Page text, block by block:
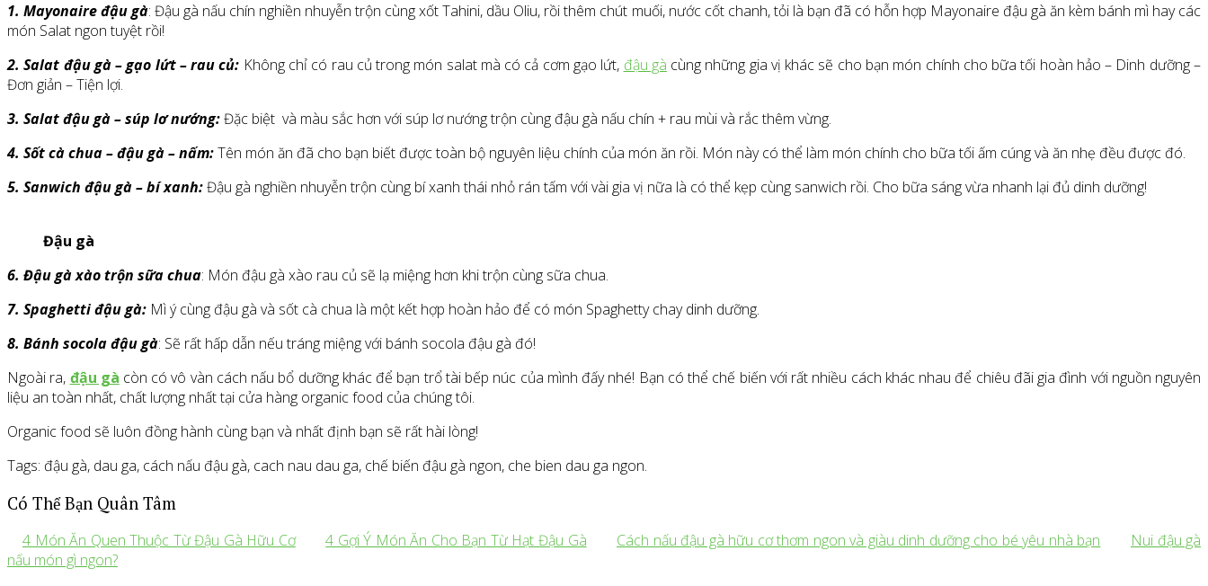
1. Mayonaire đậu gà: Đậu gà nấu chín nghiền nhuyễn trộn cùng xốt Tahini, dầu Oliu, rồi thêm chút muối, nước cốt chanh, tỏi là bạn đã có hỗn hợp Mayonaire đậu gà ăn kèm bánh mì hay các
món Salat ngon tuyệt rồi!
2. Salat đậu gà – gạo lứt – rau củ: Không chỉ có rau củ trong món salat mà có cả cơm gạo lứt, đậu gà cùng những gia vị khác sẽ cho bạn món chính cho bữa tối hoàn hảo – Dinh dưỡng –
Đơn giản – Tiện lợi.
3. Salat đậu gà – súp lơ nướng:Đặc biệt và màu sắc hơn với súp lơ nướng trộn cùng đậu gà nấu chín + rau mùi và rắc thêm vừng.
4. Sốt cà chua – đậu gà – nấm:Tên món ăn đã cho bạn biết được toàn bộ nguyên liệu chính của món ăn rồi. Món này có thể làm món chính cho bữa tối ấm cúng và ăn nhẹ đều được đó.
5. Sanwich đậu gà – bí xanh:Đậu gà nghiền nhuyễn trộn cùng bí xanh thái nhỏ rán tấm với vài gia vị nữa là có thể kẹp cùng sanwich rồi. Cho bữa sáng vừa nhanh lại đủ dinh dưỡng!
Đậu gà
6. Đậu gà xào trộn sữa chua: Món đậu gà xào rau củ sẽ lạ miệng hơn khi trộn cùng sữa chua.
7. Spaghetti đậu gà: Mì ý cùng đậu gà và sốt cà chua là một kết hợp hoàn hảo để có món Spaghetty chay dinh dưỡng.
8. Bánh socola đậu gà: Sẽ rất hấp dẫn nếu tráng miệng với bánh socola đậu gà đó!
Ngoài ra, đậu gà còn có vô vàn cách nấu bổ dưỡng khác để bạn trổ tài bếp núc của mình đấy nhé! Bạn có thể chế biến với rất nhiều cách khác nhau để chiêu đãi gia đình với nguồn nguyên
liệu an toàn nhất, chất lượng nhất tại cửa hàng organic food của chúng tôi.
Organic food sẽ luôn đồng hành cùng bạn và nhất định bạn sẽ rất hài lòng!
Tags: đậu gà, dau ga, cách nấu đậu gà, cach nau dau ga, chế biến đậu gà ngon, che bien dau ga ngon.
Có Thể Bạn Quân Tâm
4 Món Ăn Quen Thuộc Từ Đậu Gà Hữu Cơ 4 Gợi Ý Món Ăn Cho Bạn Từ Hạt Đậu Gà Cách nấu đậu gà hữu cơ thơm ngon và giàu dinh dưỡng cho bé yêu nhà bạn
Nui đậu gà
nấu món gì ngon?